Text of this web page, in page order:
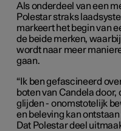
Als onderdeel van een
Polestar straks
markeert het begin van
de beide merken,
wordt naar meer
gaan.
“Ik ben gefascineerd
boten van Candela
glijden - onomstotelijk
en beleving kan
Dat Polestar deel